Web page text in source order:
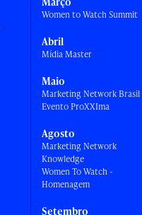
Women to Watch Summit
Abril
Mídia Master
Maio
Marketing Network Brasil
Evento ProXXIma
Agosto
Marketing Network
Knowledge
Women To Watch -
Homenagem
Setembro